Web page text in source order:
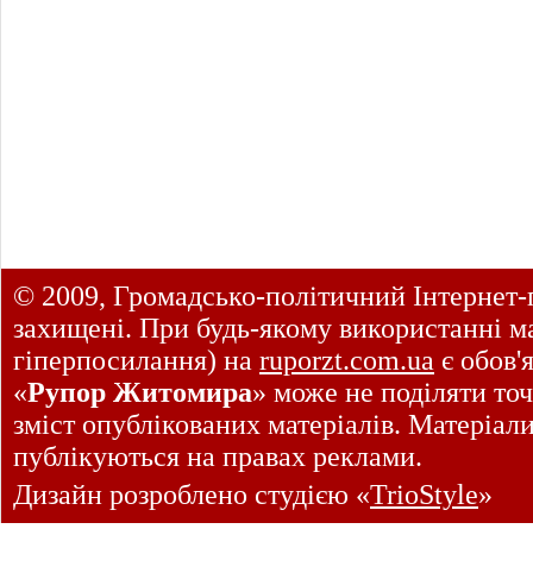
© 2009, Громадсько-політичний
захищені. При будь-якому використанні
гіперпосилання) на ruporzt.com.ua є
«Рупор Житомира» може не поділяти
зміст опублікованих матеріалів.
публікуються на правах реклами.
Дизайн розроблено студією «TrioStyle»